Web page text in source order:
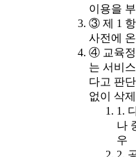
이용을
③ 제 1 항
사전에
④ 교육정
는 서비
다고 판
없이 삭
1.
나
우
2.